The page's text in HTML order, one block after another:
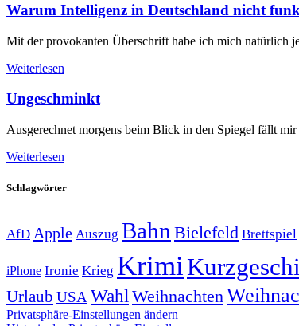
Warum Intelligenz in Deutschland nicht
Mit der provokanten Überschrift habe ich mich natürlich
Weiterlesen
Ungeschminkt
Ausgerechnet morgens beim Blick in den Spiegel fällt
Weiterlesen
Schlagwörter
AfD Apple Auszug Bahn Bielefeld Brettspiel
iPhone Ironie Krieg Krimi
Urlaub USAWahlWeihnachten
Privatsphäre-Einstellungen ändern